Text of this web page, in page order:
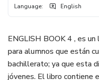
Language: English
ENGLISH BOOK 4 , es
para alumnos que están
bachillerato; ya que esta
jóvenes. El libro contiene